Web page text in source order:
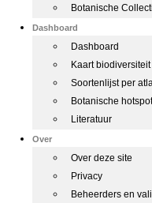
Botanische
Dashboard
Dashboard
Kaart
Soortenlijst per
Botanische
Literatuur
Over
Over deze site
Privacy
Beheerders en